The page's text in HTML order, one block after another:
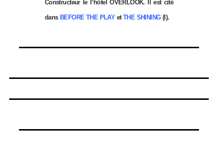
Constructeur le l’hôtel OVERLOOK. Il est cité
dans BEFORE THE PLAYetTHE SHINING(I).